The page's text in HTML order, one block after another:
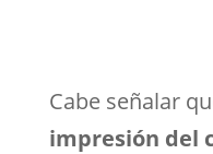
Cabe señalar
impresión del